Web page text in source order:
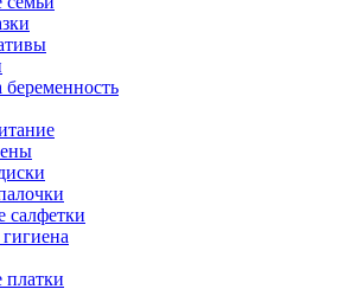
беременность